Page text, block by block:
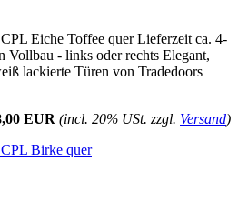
Eiche Toffee quer Lieferzeit ca. 4-
Vollbau - links oder rechts Elegant,
lackierte Türen von Tradedoors
EUR (incl. 20% USt. zzgl. Versand)
Birke quer